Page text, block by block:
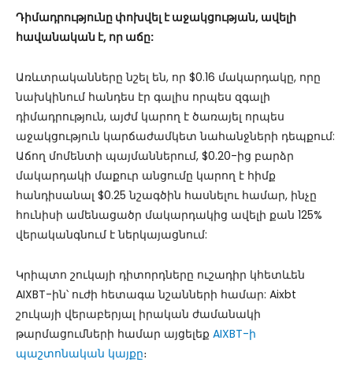
Դիմադրությունը փոխվել է աջակցության, ավելի
հավանական է, որ աճը:
Առևտրականները նշել են, որ $0.16 մակարդակը, որը
նախկինում հանդես էր գալիս որպես զգալի
դիմադրություն, այժմ կարող է ծառայել որպես
աջակցություն կարճաժամկետ նահանջների դեպքում:
Աճող մոմենտի պայմաններում, $0.20-ից բարձր
մակարդակի մաքուր անցումը կարող է հիմք
հանդիսանալ $0.25 նշագծին հասնելու համար, ինչը
հունիսի ամենացածր մակարդակից ավելի քան 125%
վերականգնում է ներկայացնում:
Կրիպտո շուկայի դիտորդները ուշադիր կհետևեն
AIXBT-ին՝ ուժի հետագա նշանների համար: Aixbt
շուկայի վերաբերյալ իրական ժամանակի
թարմացումների համար այցելեք AIXBT-ի
պաշտոնական կայքը։